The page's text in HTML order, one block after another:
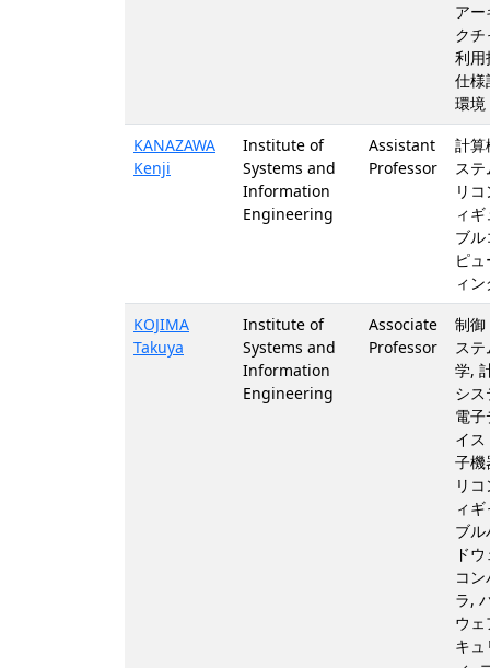
アー
ク
利用
仕様
環境
KANAZAWA
Kenji
Institute of
Systems and
Information
Engineering
Assistant
Professor
計算
ス
リ
ィ
ブル
ピ
ィ
KOJIMA
Takuya
Institute of
Systems and
Information
Engineering
Associate
Professor
制御
ステ
学,
シ
電子
イス
子機
リ
ィ
ブル
ド
コ
ラ,
ウ
キュ